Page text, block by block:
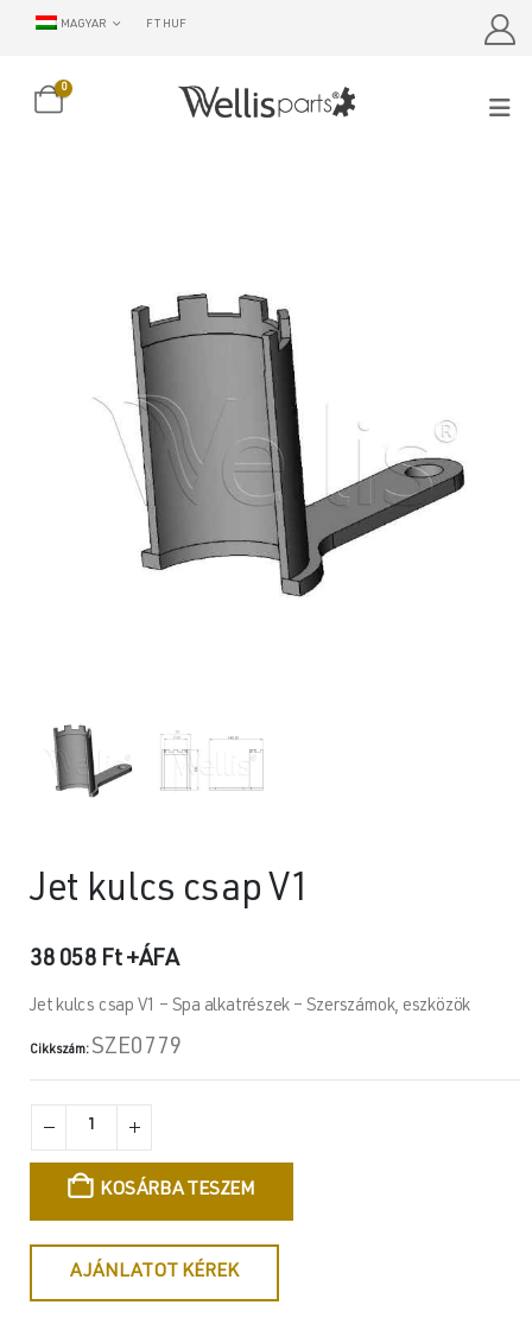
MAGYAR FT HUF
0
Jet kulcs csap V1
38 058 Ft+ÁFA
Jet kulcs csap V1 – Spa alkatrészek – Szerszámok, eszközök
Cikkszám: SZE0779
KOSÁRBA TESZEM
AJÁNLATOT KÉREK